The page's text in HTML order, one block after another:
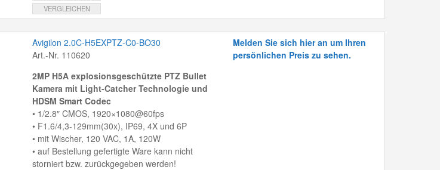
VERGLEICHEN
Avigilon 2.0C-H5EXPTZ-C0-BO30
Art.-Nr. 110620
2MP H5A explosionsgeschützte PTZ Bullet
Kamera mit Light-Catcher Technologie und
HDSM Smart Codec
• 1/2.8″ CMOS, 1920×1080@60fps
• F1.6/4,3-129mm(30x), IP69, 4X und 6P
• mit Wischer, 120 VAC, 1A, 120W
• auf Bestellung gefertigte Ware kann nicht
storniert bzw. zurückgegeben werden!
Melden Sie sich hier an um Ihren
persönlichen Preis zu sehen.